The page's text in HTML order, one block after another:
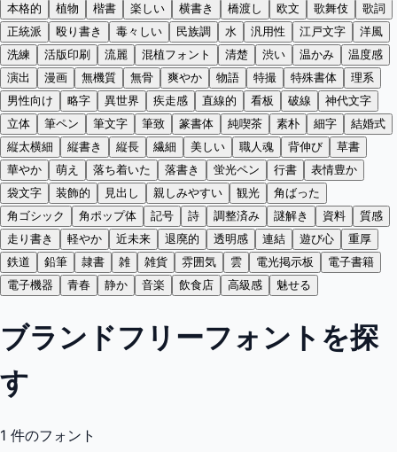
本格的
植物 楷書 楽しい 横書き 橋渡し 欧文 歌舞伎
歌詞
正統派
殴り書き 毒々しい 民族調 水 汎用性 江戸文字
洋風
洗練
活版印刷 流麗 混植フォント 清楚 渋い 温かみ
温度感
演出
漫画 無機質 無骨 爽やか 物語 特撮 特殊書体
理系
男性向け
略字 異世界 疾走感 直線的 看板 破線
神代文字
立体
筆ペン 筆文字 筆致 篆書体 純喫茶 素朴 細字
結婚式
縦太横細
縦書き 縦長 繊細 美しい 職人魂 背伸び
草書
華やか
萌え 落ち着いた 落書き 蛍光ペン 行書
表情豊か
袋文字
装飾的 見出し 親しみやすい 観光
角ばった
角ゴシック
角ポップ体 記号 詩 調整済み 謎解き 資料
質感
走り書き
軽やか 近未来 退廃的 透明感 連結 遊び心
重厚
鉄道
鉛筆 隷書 雑 雑貨 雰囲気 雲 電光掲示板
電子書籍
電子機器
青春 静か 音楽 飲食店 高級感 魅せる
ブランドフリーフォントを探
す
1 件のフォント